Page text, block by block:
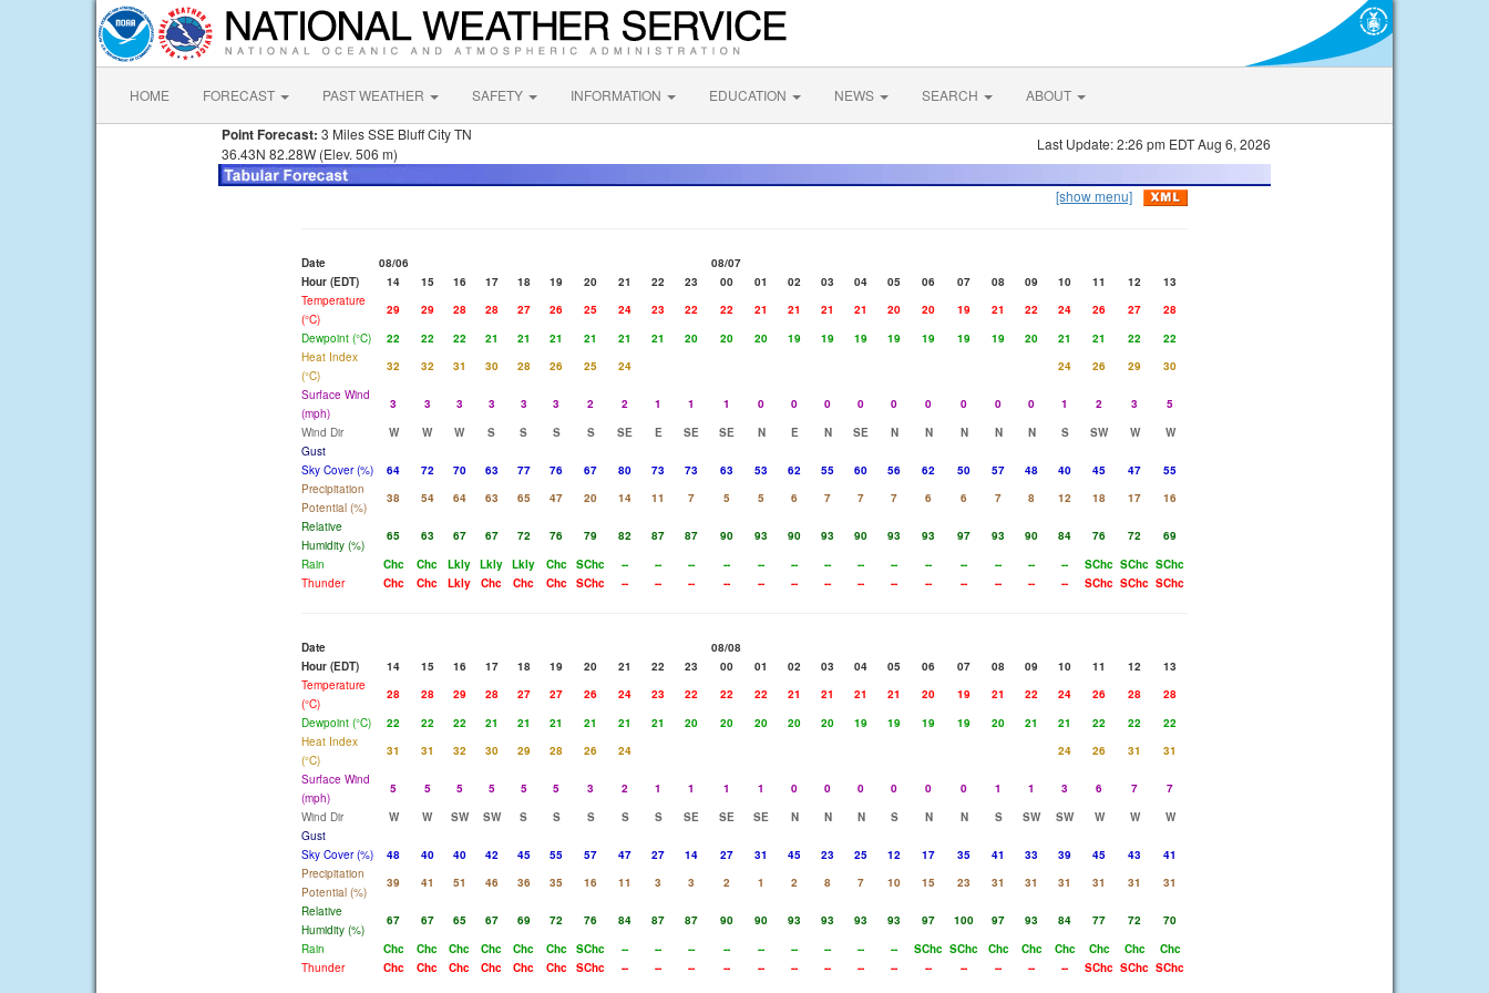
HOME FORECAST PAST WEATHER SAFETY INFORMATION EDUCATION NEWS SEARCH ABOUT
Point Forecast: 3 Miles SSE Bluff City TN
36.43N 82.28W (Elev. 506 m)
Last Update: 2:26 pm EDT Aug 6, 2026
[show menu]
Date 08/06
08/07
Hour (EDT)
14 15 16 17 18 19 20 21 22 23 00 01 02 03 04 05 06 07 08 09 10 11 12
13
Temperature
(°C)
29 29 28 28 27 26 25 24 23 22 22 21 21 21 21 20 20 19 21 22 24 26 27
28
Dewpoint (°C)
22 22 22 21 21 21 21 21 21 20 20 20 19 19 19 19 19 19 19 20 21 21 22
22
Heat Index
(°C)
32 32 31 30 28 26 25 24 24 26 29
30
Surface Wind
(mph)
3 3 3 3 3 3 2 2 1 1 1 0 0 0 0 0 0 0 0 0 1 2 3
5
Wind Dir
W W W S S S S SE E SE SE N E N SE N N N N N S SW W
W
Gust
Sky Cover (%)
64 72 70 63 77 76 67 80 73 73 63 53 62 55 60 56 62 50 57 48 40 45 47
55
Precipitation
Potential (%)
38 54 64 63 65 47 20 14 11 7 5 5 6 7 7 7 6 6 7 8 12 18 17
16
Relative
Humidity (%)
65 63 67 67 72 76 79 82 87 87 90 93 90 93 90 93 93 97 93 90 84 76 72
69
Rain
Chc Chc Lkly Lkly Lkly Chc SChc -- -- -- -- -- -- -- -- -- -- -- -- -- -- SChc SChc SChc
Thunder
Chc Chc Lkly Chc Chc Chc SChc -- -- -- -- -- -- -- -- -- -- -- -- -- -- SChc SChc SChc
Date
08/08
Hour (EDT)
14 15 16 17 18 19 20 21 22 23 00 01 02 03 04 05 06 07 08 09 10 11 12
13
Temperature
(°C)
28 28 29 28 27 27 26 24 23 22 22 22 21 21 21 21 20 19 21 22 24 26 28
28
Dewpoint (°C)
22 22 22 21 21 21 21 21 21 20 20 20 20 20 19 19 19 19 20 21 21 22 22
22
Heat Index
(°C)
31 31 32 30 29 28 26 24 24 26 31
31
Surface Wind
(mph)
5 5 5 5 5 5 3 2 1 1 1 1 0 0 0 0 0 0 1 1 3 6 7
7
Wind Dir
W W SW SW S S S S S SE SE SE N N N S N N S SW SW W W
W
Gust
Sky Cover (%)
48 40 40 42 45 55 57 47 27 14 27 31 45 23 25 12 17 35 41 33 39 45 43
41
Precipitation
Potential (%)
39 41 51 46 36 35 16 11 3 3 2 1 2 8 7 10 15 23 31 31 31 31 31
31
Relative
Humidity (%)
67 67 65 67 69 72 76 84 87 87 90 90 93 93 93 93 97 100 97 93 84 77 72
70
Rain
Chc Chc Chc Chc Chc Chc SChc -- -- -- -- -- -- -- -- -- SChc SChc Chc Chc Chc Chc Chc
Chc
Thunder
Chc Chc Chc Chc Chc Chc SChc -- -- -- -- -- -- -- -- -- -- -- -- -- -- SChc SChc SChc